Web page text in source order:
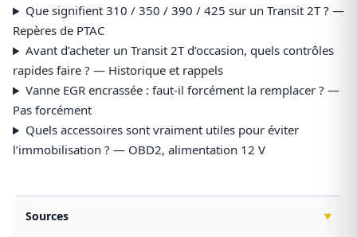
Que signifient 310 / 350 / 390 / 425 sur un Transit 2T ? —
Repères de PTAC
Avant d’acheter un Transit 2T d’occasion, quels contrôles
rapides faire ? — Historique et rappels
Vanne EGR encrassée : faut-il forcément la remplacer ? —
Pas forcément
Quels accessoires sont vraiment utiles pour éviter
l’immobilisation ? — OBD2, alimentation 12 V
Sources